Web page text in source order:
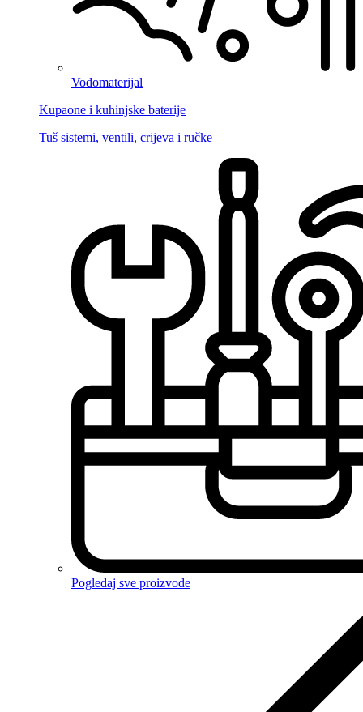
Vodomaterijal
Kupaone i kuhinjske baterije
Tuš sistemi, ventili, crijeva i ručke
Pogledaj sve proizvode